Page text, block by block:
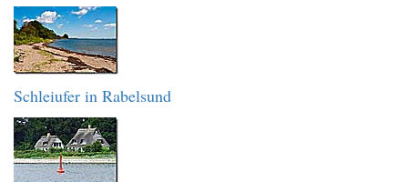
Schleiufer in Rabelsund